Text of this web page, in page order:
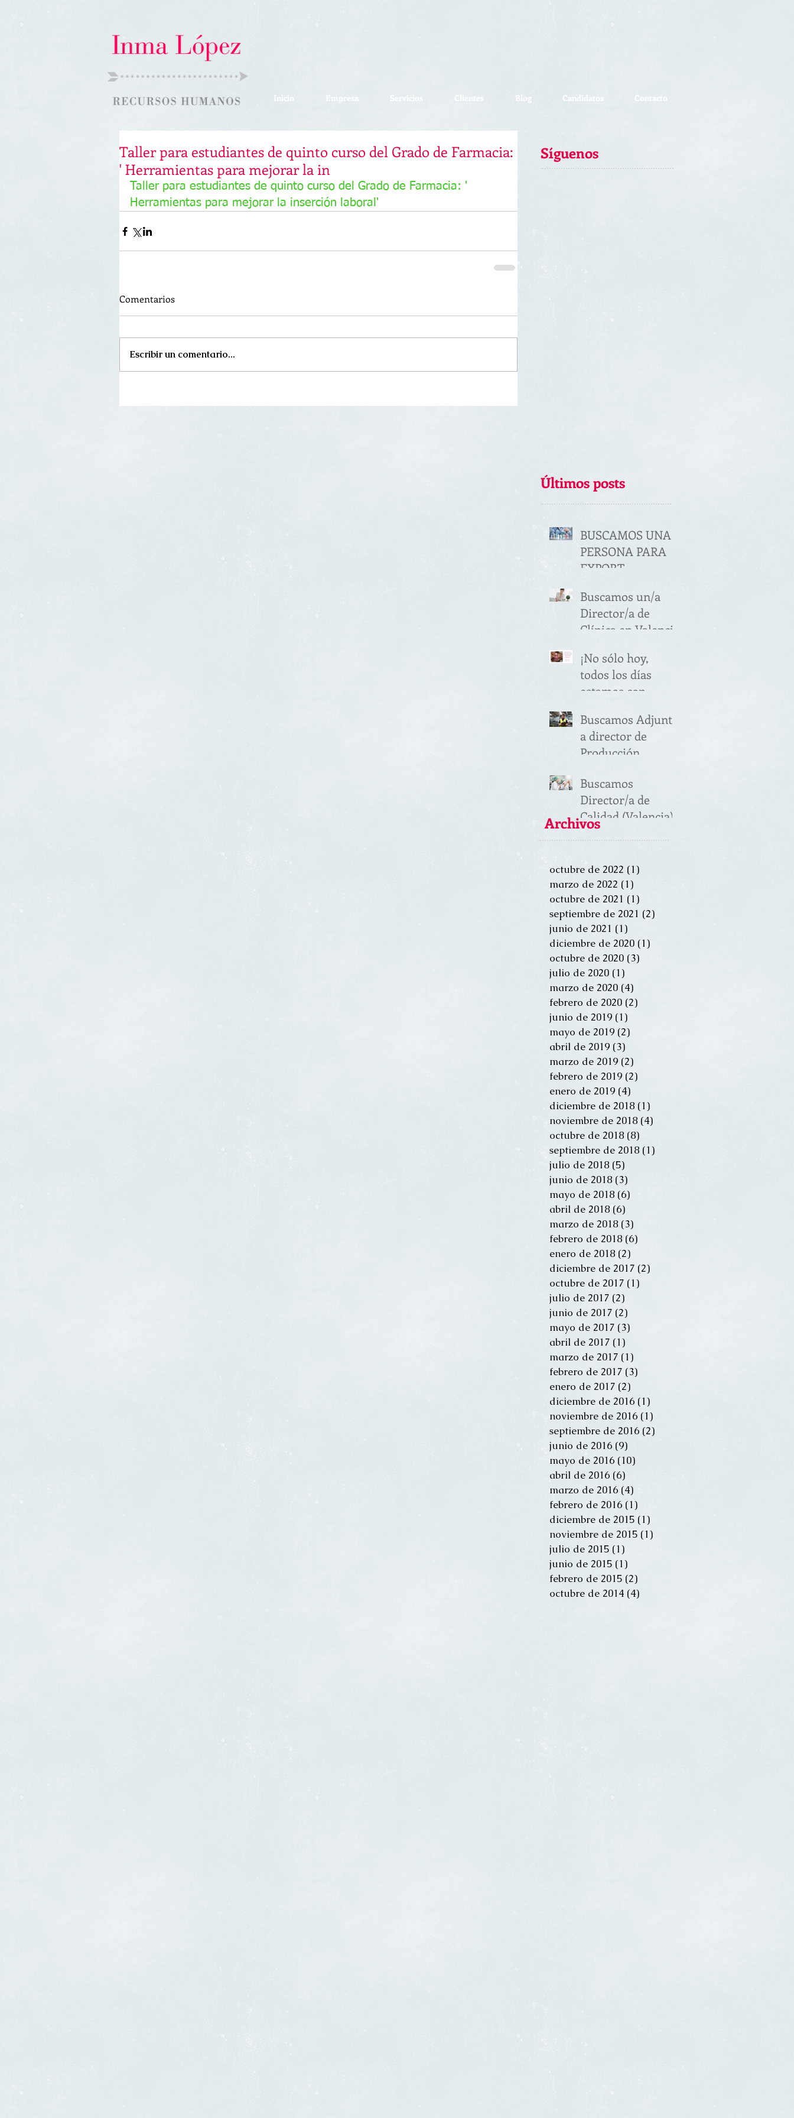
Inicio Empresa Servicios Clientes Blog Candidatos Contacto
Taller para estudiantes de quinto curso del Grado de Farmacia:
' Herramientas para mejorar la in
Taller para estudiantes de quinto curso del Grado de Farmacia: '
Herramientas para mejorar la inserción laboral'
Comentarios
Escribir un comentario...
Síguenos
Últimos posts
BUSCAMOS UNA
PERSONA PARA
EXPORT
SECTOR
ALIMENTACIÓN
(VALENCIA)
Buscamos un/a
Director/a de
Clínica en Valencia
¡No sólo hoy,
todos los días
estamos con
Buscamos Adjunto
a director de
Producción
Buscamos
Director/a de
Calidad (Valencia)
Archivos
octubre de 2022 (1)
marzo de 2022 (1)
octubre de 2021 (1)
septiembre de 2021 (2)
junio de 2021 (1)
diciembre de 2020 (1)
octubre de 2020 (3)
julio de 2020 (1)
marzo de 2020 (4)
febrero de 2020 (2)
junio de 2019 (1)
mayo de 2019 (2)
abril de 2019 (3)
marzo de 2019 (2)
febrero de 2019 (2)
enero de 2019 (4)
diciembre de 2018 (1)
noviembre de 2018 (4)
octubre de 2018 (8)
septiembre de 2018 (1)
julio de 2018 (5)
junio de 2018 (3)
mayo de 2018 (6)
abril de 2018 (6)
marzo de 2018 (3)
febrero de 2018 (6)
enero de 2018 (2)
diciembre de 2017 (2)
octubre de 2017 (1)
julio de 2017 (2)
junio de 2017 (2)
mayo de 2017 (3)
abril de 2017 (1)
marzo de 2017 (1)
febrero de 2017 (3)
enero de 2017 (2)
diciembre de 2016 (1)
noviembre de 2016 (1)
septiembre de 2016 (2)
junio de 2016 (9)
mayo de 2016 (10)
abril de 2016 (6)
marzo de 2016 (4)
febrero de 2016 (1)
diciembre de 2015 (1)
noviembre de 2015 (1)
julio de 2015 (1)
junio de 2015 (1)
febrero de 2015 (2)
octubre de 2014 (4)